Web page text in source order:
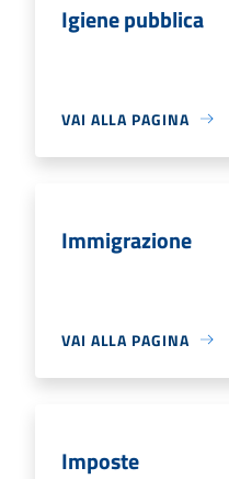
Igiene pubblica
VAI ALLA PAGINA
Immigrazione
VAI ALLA PAGINA
Imposte